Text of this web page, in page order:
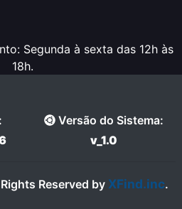
Segunda à sexta das 12h às
18h.
Versão do Sistema:
v_1.0
Reserved by XFind.inc.